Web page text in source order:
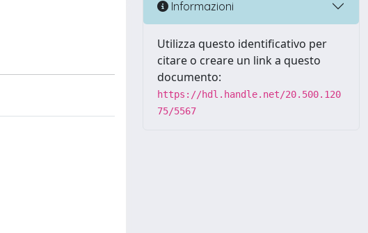
Informazioni
Utilizza questo identificativo per
citare o creare un link a questo
documento:
https://hdl.handle.net/20.500.120
75/5567